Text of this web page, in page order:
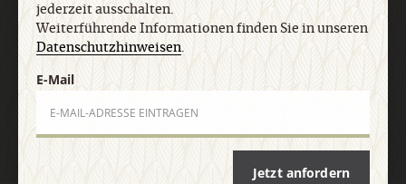
jederzeit ausschalten.
Weiterführende Informationen finden Sie in unseren
Datenschutzhinweisen.
E-Mail
Jetzt anfordern